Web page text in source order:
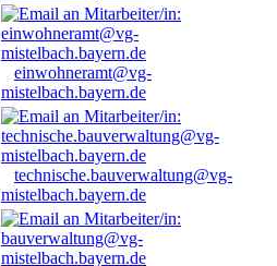
einwohneramt@vg-
mistelbach.bayern.de
technische.bauverwaltung@vg-
mistelbach.bayern.de